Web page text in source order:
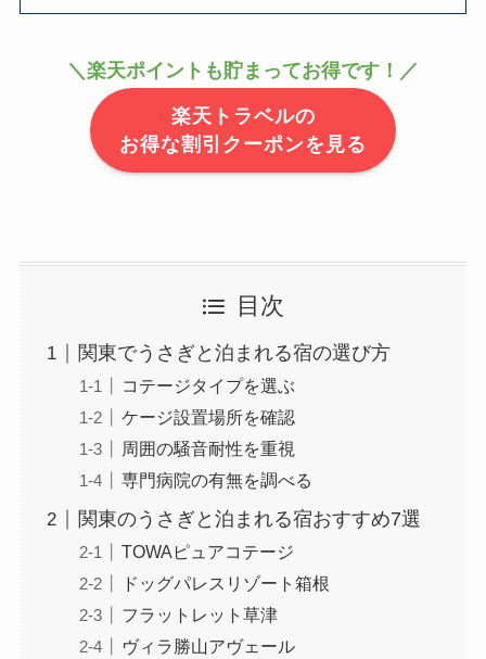
＼楽天ポイントも貯まってお得です！／
楽天トラベルの
お得な割引クーポンを見る
目次
関東でうさぎと泊まれる宿の選び方
コテージタイプを選ぶ
ケージ設置場所を確認
周囲の騒音耐性を重視
専門病院の有無を調べる
関東のうさぎと泊まれる宿おすすめ7選
TOWAピュアコテージ
ドッグパレスリゾート箱根
フラットレット草津
ヴィラ勝山アヴェール